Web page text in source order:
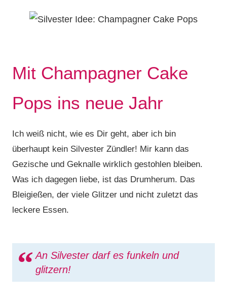
Mit Champagner Cake
Pops ins neue Jahr
Ich weiß nicht, wie es Dir geht, aber ich bin
überhaupt kein Silvester Zündler! Mir kann das
Gezische und Geknalle wirklich gestohlen bleiben.
Was ich dagegen liebe, ist das Drumherum. Das
Bleigießen, der viele Glitzer und nicht zuletzt das
leckere Essen.
An Silvester darf es funkeln und
glitzern!